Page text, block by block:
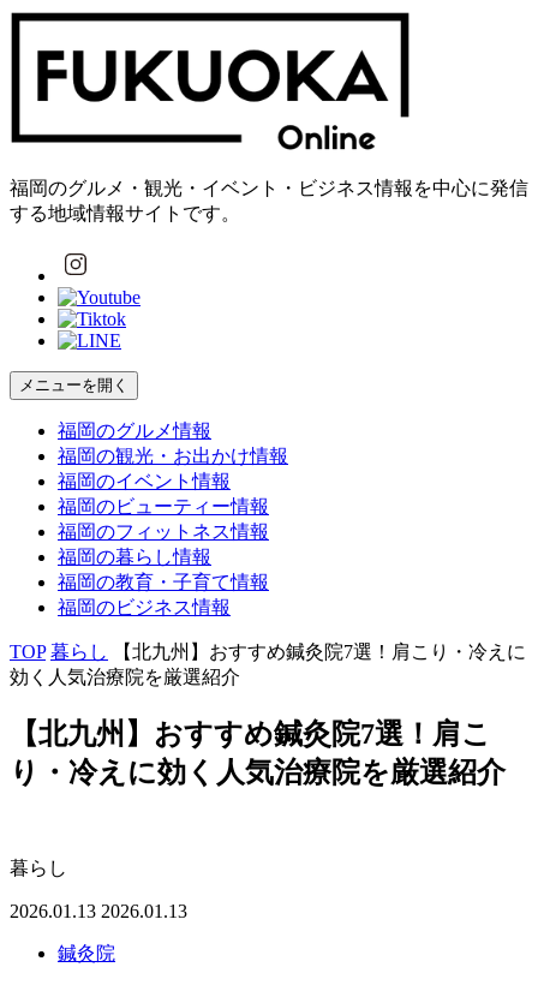
福岡のグルメ・観光・イベント・ビジネス情報を中心に発信
する地域情報サイトです。
メニューを開く
福岡のグルメ情報
福岡の観光・お出かけ情報
福岡のイベント情報
福岡のビューティー情報
福岡のフィットネス情報
福岡の暮らし情報
福岡の教育・子育て情報
福岡のビジネス情報
TOP 暮らし
【北九州】おすすめ鍼灸院7選！肩こり・冷えに
効く人気治療院を厳選紹介
【北九州】おすすめ鍼灸院7選！肩こ
り・冷えに効く人気治療院を厳選紹介
暮らし
2026.01.13 2026.01.13
鍼灸院